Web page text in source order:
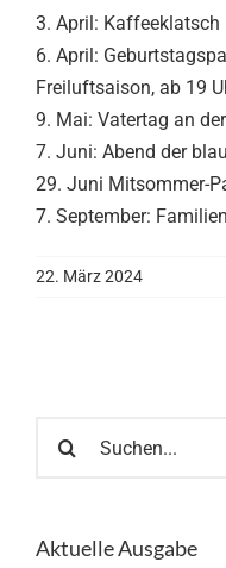
3. April: Kaffeeklatsch
6. April:
Freiluftsaison, ab 19
9. Mai: Vatertag an
7. Juni: Abend der
29. Juni Mitsommer-
7. September:
22. März 2024
nach:
Aktuelle Ausgabe